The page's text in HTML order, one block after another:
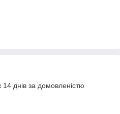
днів за домовленістю